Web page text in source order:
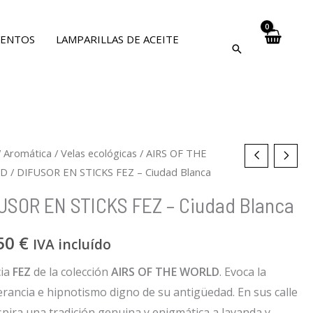
LAMPARILLAS DE ACEITE
Aromática / Velas ecológicas / AIRS OF THE
/ DIFUSOR EN STICKS FEZ – Ciudad Blanca
EN STICKS FEZ – Ciudad Blanca
€ IVA incluído
FEZ de la colección AIRS OF THE WORLD. Evoca la
e hipnotismo digno de su antigüedad. En sus calle